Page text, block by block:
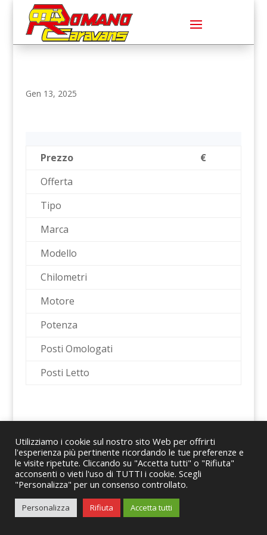
Gen 13, 2025
Prezzo
€
Offerta
Tipo
Marca
Modello
Chilometri
Motore
Potenza
Posti Omologati
Posti Letto
© 2024 Romano Caravans Group S.r.l. – P.IVA
08167441214
Utilizziamo i cookie sul nostro sito Web per offrirti
l'esperienza più pertinente ricordando le tue preferenze e
le visite ripetute. Cliccando su "Accetta tutti" o "Rifiuta"
acconsenti o vieti l'uso di TUTTI i cookie. Scegli
"Personalizza" per un consenso controllato.
Personalizza Rifiuta Accetta tutti